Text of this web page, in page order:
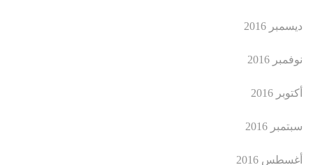
ديسمبر 2016
نوفمبر 2016
أكتوبر 2016
سبتمبر 2016
أغسطس 2016